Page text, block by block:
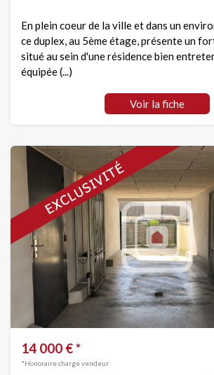
En plein coeur de la ville et dans un
ce duplex, au 5ème étage, présente un
situé au sein d'une résidence bien
équipée (...)
Voir la fiche
14 000 € *
*Honoraire charge vendeur